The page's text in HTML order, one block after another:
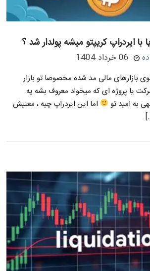
ایردراپ کریپتو میشه پولدار شد ؟
06 خرداد 1404
بازارهای مالی مد شده مخصوصا تو بازار
یا پروژه ای که میخواد معروف بشه یه
به امید تو
اما این ایردراپ چیه ، معنیش